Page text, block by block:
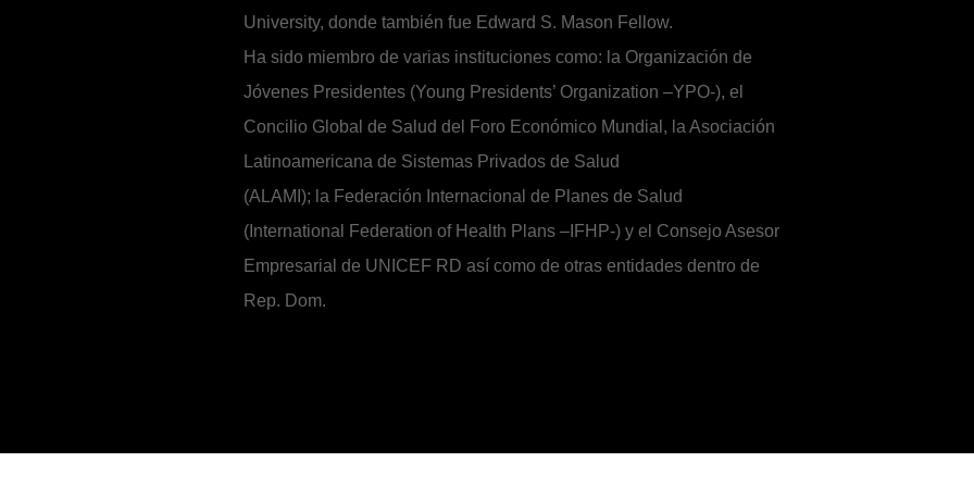
University, donde también fue Edward S. Mason Fellow.
Ha sido miembro de varias instituciones como: la Organización de
Jóvenes Presidentes (Young Presidents’ Organization –YPO-), el
Concilio Global de Salud del Foro Económico Mundial, la Asociación
Latinoamericana de Sistemas Privados de Salud
(ALAMI); la Federación Internacional de Planes de Salud
(International Federation of Health Plans –IFHP-) y el Consejo Asesor
Empresarial de UNICEF RD así como de otras entidades dentro de
Rep. Dom.